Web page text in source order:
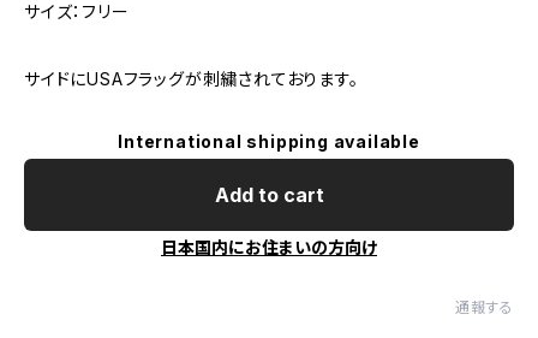
サイズ：フリー
サイドにUSAフラッグが刺繍されております。
International shipping available
Add to cart
日本国内にお住まいの方向け
通報する